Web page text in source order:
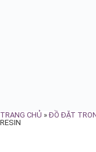
TRANG CHỦ »ĐỒ ĐẶT
RESIN